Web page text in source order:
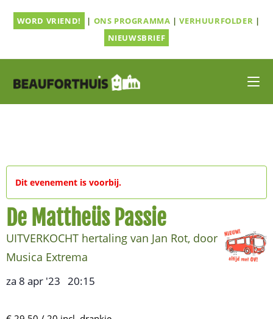
naarWORD VRIEND! | ONS PROGRAMMA |VERHUURFOLDER |
NIEUWSBRIEF
Dit evenement is voorbij.
De Mattheüs Passie
UITVERKOCHT hertaling van Jan Rot, door
Musica Extrema
za 8 apr '23 20:15